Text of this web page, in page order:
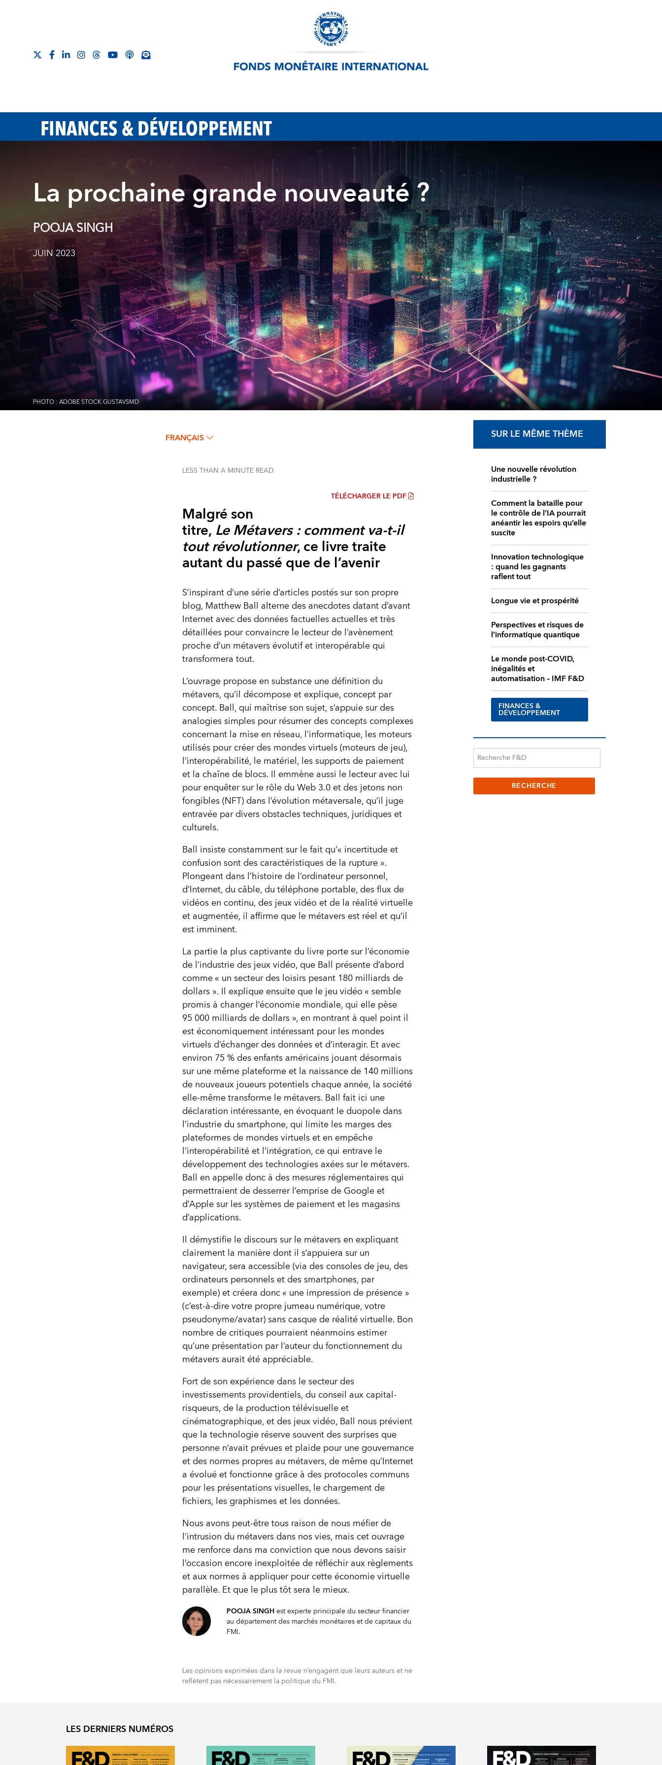
FINANCES & DÉVELOPPEMENT
La prochaine grande nouveauté ?
POOJA SINGH
JUIN 2023
PHOTO : ADOBE STOCK GUSTAVSMD
FRANÇAIS
LESS THAN A MINUTE READ
TÉLÉCHARGER LE PDF
Malgré son
titre, Le Métavers : comment va-t-il
tout révolutionner, ce livre traite
autant du passé que de l’avenir
S’inspirant d’une série d’articles postés sur son propre
blog, Matthew Ball alterne des anecdotes datant d’avant
Internet avec des données factuelles actuelles et très
détaillées pour convaincre le lecteur de l’avènement
proche d’un métavers évolutif et interopérable qui
transformera tout.
L’ouvrage propose en substance une définition du
métavers, qu’il décompose et explique, concept par
concept. Ball, qui maîtrise son sujet, s’appuie sur des
analogies simples pour résumer des concepts complexes
concernant la mise en réseau, l’informatique, les moteurs
utilisés pour créer des mondes virtuels (moteurs de jeu),
l’interopérabilité, le matériel, les supports de paiement
et la chaîne de blocs. Il emmène aussi le lecteur avec lui
pour enquêter sur le rôle du Web 3.0 et des jetons non
fongibles (NFT) dans l’évolution métaversale, qu’il juge
entravée par divers obstacles techniques, juridiques et
culturels.
Ball insiste constamment sur le fait qu’« incertitude et
confusion sont des caractéristiques de la rupture ».
Plongeant dans l’histoire de l’ordinateur personnel,
d’Internet, du câble, du téléphone portable, des flux de
vidéos en continu, des jeux vidéo et de la réalité virtuelle
et augmentée, il affirme que le métavers est réel et qu’il
est imminent.
La partie la plus captivante du livre porte sur l’économie
de l’industrie des jeux vidéo, que Ball présente d’abord
comme « un secteur des loisirs pesant 180 milliards de
dollars ». Il explique ensuite que le jeu vidéo « semble
promis à changer l’économie mondiale, qui elle pèse
95 000 milliards de dollars », en montrant à quel point il
est économiquement intéressant pour les mondes
virtuels d’échanger des données et d’interagir. Et avec
environ 75 % des enfants américains jouant désormais
sur une même plateforme et la naissance de 140 millions
de nouveaux joueurs potentiels chaque année, la société
elle-même transforme le métavers. Ball fait ici une
déclaration intéressante, en évoquant le duopole dans
l’industrie du smartphone, qui limite les marges des
plateformes de mondes virtuels et en empêche
l’interopérabilité et l’intégration, ce qui entrave le
développement des technologies axées sur le métavers.
Ball en appelle donc à des mesures réglementaires qui
permettraient de desserrer l’emprise de Google et
d’Apple sur les systèmes de paiement et les magasins
d’applications.
Il démystifie le discours sur le métavers en expliquant
clairement la manière dont il s’appuiera sur un
navigateur, sera accessible (via des consoles de jeu, des
ordinateurs personnels et des smartphones, par
exemple) et créera donc « une impression de présence »
(c’est-à-dire votre propre jumeau numérique, votre
pseudonyme/avatar) sans casque de réalité virtuelle. Bon
nombre de critiques pourraient néanmoins estimer
qu’une présentation par l’auteur du fonctionnement du
métavers aurait été appréciable.
Fort de son expérience dans le secteur des
investissements providentiels, du conseil aux capital-
risqueurs, de la production télévisuelle et
cinématographique, et des jeux vidéo, Ball nous prévient
que la technologie réserve souvent des surprises que
personne n’avait prévues et plaide pour une gouvernance
et des normes propres au métavers, de même qu’Internet
a évolué et fonctionne grâce à des protocoles communs
pour les présentations visuelles, le chargement de
fichiers, les graphismes et les données.
Nous avons peut-être tous raison de nous méfier de
l’intrusion du métavers dans nos vies, mais cet ouvrage
me renforce dans ma conviction que nous devons saisir
l’occasion encore inexploitée de réfléchir aux règlements
et aux normes à appliquer pour cette économie virtuelle
parallèle. Et que le plus tôt sera le mieux.
POOJA SINGHest experte principale du secteur financier
au département des marchés monétaires et de capitaux du
FMI.
Les opinions exprimées dans la revue n’engagent que leurs auteurs et ne
reflètent pas nécessairement la politique du FMI.
SUR LE MÊME THÈME
Une nouvelle révolution
industrielle ?
Comment la bataille pour
le contrôle de l’IA pourrait
anéantir les espoirs qu’elle
suscite
Innovation technologique
: quand les gagnants
raflent tout
Longue vie et prospérité
Perspectives et risques de
l’informatique quantique
Le monde post-COVID,
inégalités et
automatisation – IMF F&D
FINANCES &
DÉVELOPPEMENT
LES DERNIERS NUMÉROS